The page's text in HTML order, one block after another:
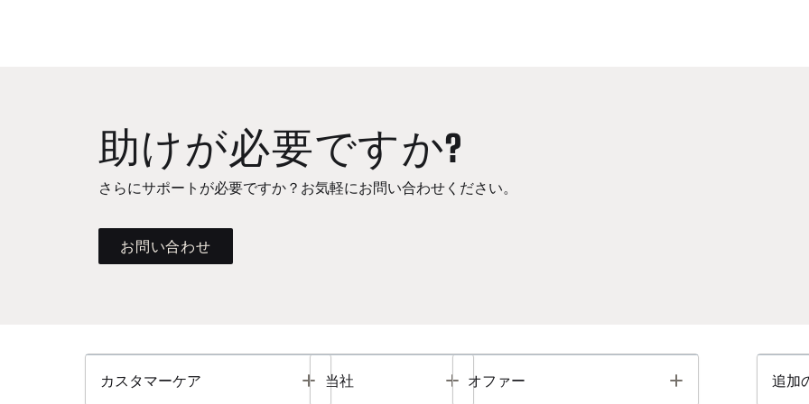
助けが必要ですか?
さらにサポートが必要ですか？お気軽にお問い合わせください。
お問い合わせ
カスタマーケア Toggle
当社 Toggle
オファー Toggle 追加